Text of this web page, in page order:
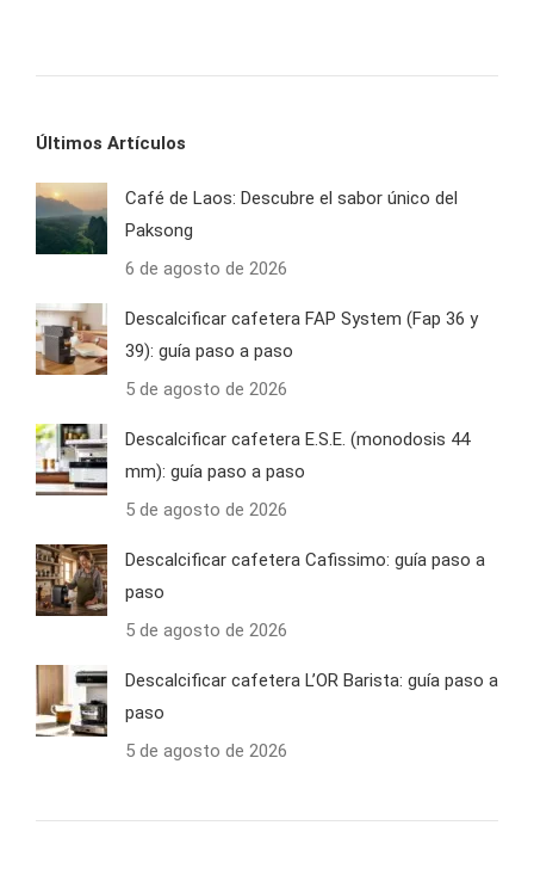
Últimos Artículos
Café de Laos: Descubre el sabor único del
Paksong
6 de agosto de 2026
Descalcificar cafetera FAP System (Fap 36 y
39): guía paso a paso
5 de agosto de 2026
Descalcificar cafetera E.S.E. (monodosis 44
mm): guía paso a paso
5 de agosto de 2026
Descalcificar cafetera Cafissimo: guía paso a
paso
5 de agosto de 2026
Descalcificar cafetera L’OR Barista: guía paso a
paso
5 de agosto de 2026